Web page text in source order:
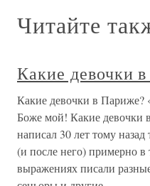
Читайте
Какие девочки
Какие девочки в Париже?
Боже мой! Какие девочки
написал 30 лет тому
(и после него) примерно
выражениях писали